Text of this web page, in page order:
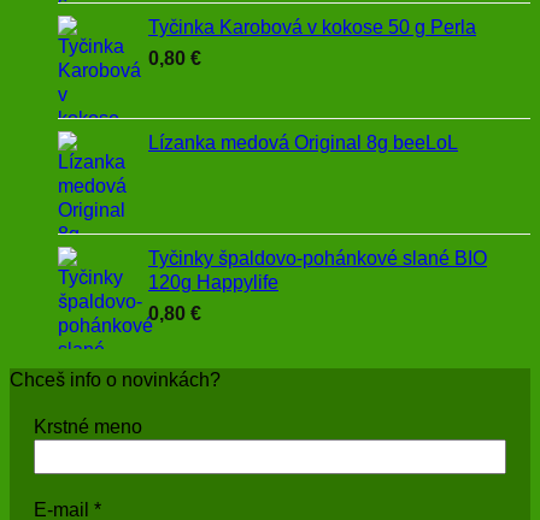
Tyčinka Karobová v kokose 50 g Perla
0,80 €
Lízanka medová Original 8g beeLoL
Tyčinky špaldovo-pohánkové slané BIO
120g Happylife
0,80 €
Chceš info o novinkách?
Krstné meno
E-mail *